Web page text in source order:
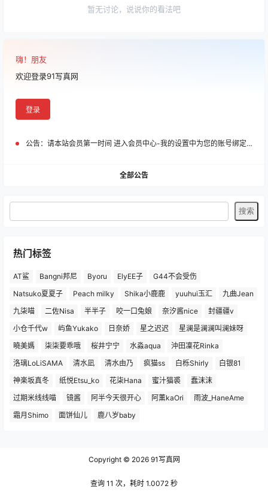
暂无讨论，说说你的看法吧
嗨！朋友
欢迎登录91写真网
登录
公告： 请本站会员第一时间 进入会员中心-我的设置中为您的账号绑定邮箱!
全部公告
热门标签
AT鲨 Bangni邦尼 Byoru ElyEE子
G44不会受伤
Natsuko夏夏子
Peach milky Shika小鹿鹿 yuuhui玉汇
九曲Jean
九柒喵
二佐Nisa 半半子 咬一口兔娘 奈汐酱nice
封疆疆v
小仓千代w
屿鱼Yukako 日奈娇 星之迟迟
星澜是澜澜叫澜妹呀
曉美媽
柒柒要乖哦 桜井宁宁 水淼aqua
沖田凜花Rinka
洛璃LoLiSAMA
清水凪 清水由乃 疯猫ss 白栎Shirly
白银81
神楽坂真冬
纸悦Etsu_ko 花柒Hana 蜜汁猫裘
蠢沫沫
过期米线线喵
镜酱 阿半今天很开心 阿薰kaOri
雨波_HaneAme
霜月Shimo
面饼仙儿 鹿八岁baby
Copyright © 202691写真网
查询 11 次，耗时 1.0072 秒